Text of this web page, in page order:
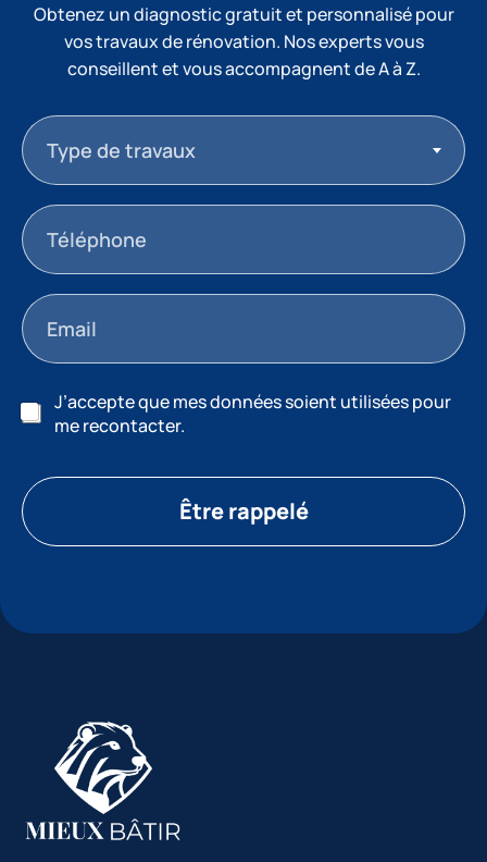
Obtenez un diagnostic gratuit et personnalisé pour
vos travaux de rénovation. Nos experts vous
conseillent et vous accompagnent de A à Z.
Type de travaux
J’accepte que mes données soient utilisées pour
me recontacter.
Être rappelé